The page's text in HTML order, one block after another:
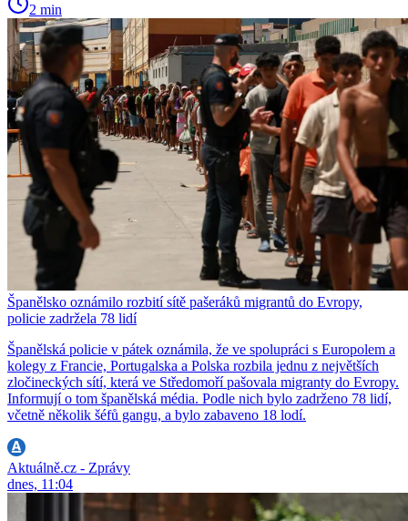
2 min
Španělsko oznámilo rozbití sítě pašeráků migrantů do Evropy,
policie zadržela 78 lidí
Španělská policie v pátek oznámila, že ve spolupráci s Europolem a
kolegy z Francie, Portugalska a Polska rozbila jednu z největších
zločineckých sítí, která ve Středomoří pašovala migranty do Evropy.
Informují o tom španělská média. Podle nich bylo zadrženo 78 lidí,
včetně několik šéfů gangu, a bylo zabaveno 18 lodí.
Aktuálně.cz - Zprávy
dnes, 11:04